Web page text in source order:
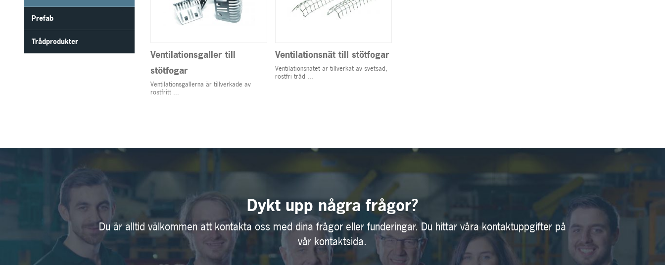
Prefab
Trådprodukter
Ventilationsgaller till
stötfogar
Ventilationsgallerna är tillverkade av
rostfritt ...
Ventilationsnät till stötfogar
Ventilationsnätet är tillverkat av svetsad,
rostfri tråd ...
Dykt upp några frågor?
Du är alltid välkommen att kontakta oss med dina frågor eller funderingar. Du hittar våra kontaktuppgifter på
vår kontaktsida.